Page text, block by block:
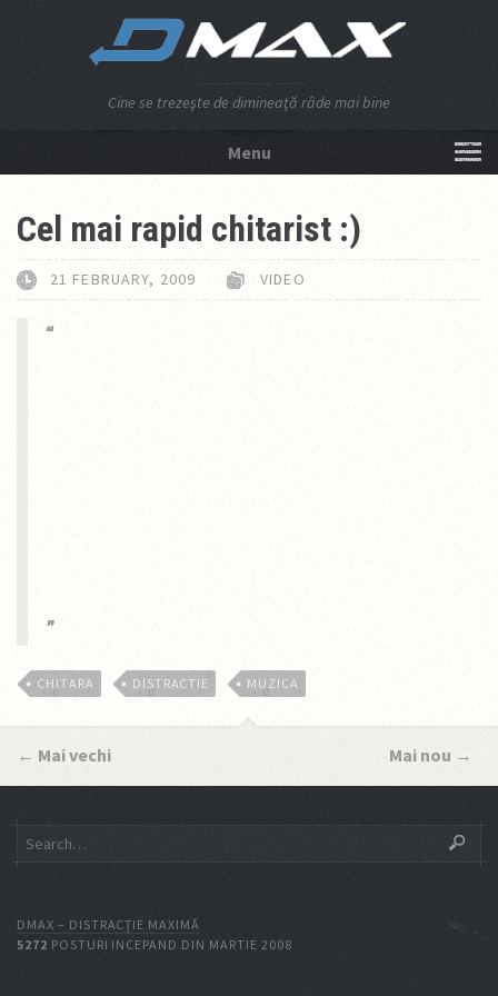
Cine se trezeşte de dimineaţă râde mai bine
Menu
Cel mai rapid chitarist :)
21 FEBRUARY, 2009 VIDEO
CHITARA DISTRACTIE MUZICA
← Mai vechi Mai nou →
DMAX – DISTRACŢIE MAXIMĂ
5272 POSTURI INCEPAND DIN MARTIE 2008